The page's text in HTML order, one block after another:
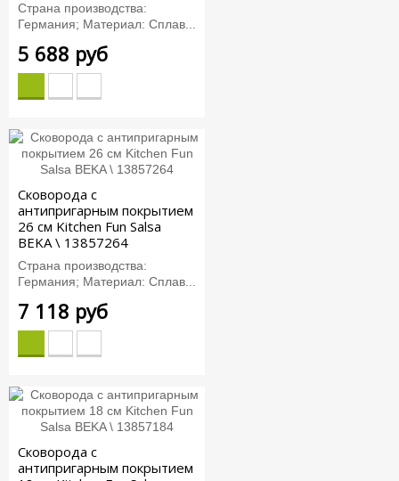
Страна производства:
Германия; Материал: Сплав...
5 688 руб
Сковорода с
антипригарным покрытием
26 см Kitchen Fun Salsa
BEKA \ 13857264
Страна производства:
Германия; Материал: Сплав...
7 118 руб
Сковорода с
антипригарным покрытием